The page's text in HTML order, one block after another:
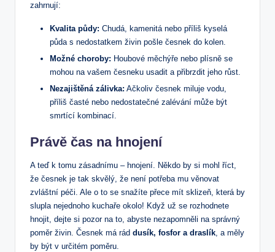
zahrnují:
Kvalita půdy: Chudá, kamenitá nebo příliš kyselá
půda s nedostatkem živin pošle česnek do kolen.
Možné choroby: Houbové měchýře nebo plísně se
mohou na vašem česneku usadit a přibrzdit jeho růst.
Nezajištěná zálivka: Ačkoliv česnek miluje vodu,
příliš časté nebo nedostatečné zalévání může být
smrtící kombinací.
Právě čas na hnojení
A teď k tomu zásadnímu – hnojení. Někdo by si mohl říct,
že česnek je tak skvělý, že není potřeba mu věnovat
zvláštní péči. Ale o to se snažíte přece mít sklizeň, která by
slupla nejednoho kuchaře okolo! Když už se rozhodnete
hnojit, dejte si pozor na to, abyste nezapomněli na správný
poměr živin. Česnek má rád dusík, fosfor a draslík, a měly
by být v určitém poměru.